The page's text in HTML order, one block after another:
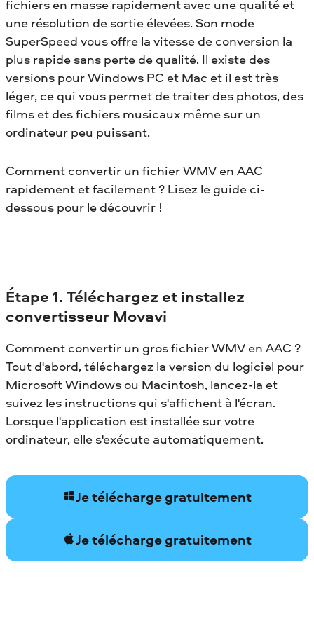
fichiers en masse rapidement avec une qualité et
une résolution de sortie élevées. Son mode
SuperSpeed vous offre la vitesse de conversion la
plus rapide sans perte de qualité. Il existe des
versions pour Windows PC et Mac et il est très
léger, ce qui vous permet de traiter des photos, des
films et des fichiers musicaux même sur un
ordinateur peu puissant.
Comment convertir un fichier WMV en AAC
rapidement et facilement ? Lisez le guide ci-
dessous pour le découvrir !
Étape 1. Téléchargez et installez
convertisseur Movavi
Comment convertir un gros fichier WMV en AAC ?
Tout d'abord, téléchargez la version du logiciel pour
Microsoft Windows ou Macintosh, lancez-la et
suivez les instructions qui s'affichent à l'écran.
Lorsque l'application est installée sur votre
ordinateur, elle s'exécute automatiquement.
Je télécharge gratuitement
Je télécharge gratuitement